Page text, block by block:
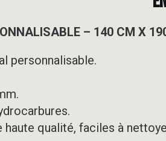
– 140 CM X
personnalisable.
qualité, faciles à